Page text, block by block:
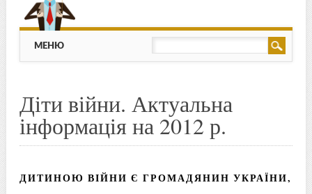
МЕНЮ
Skip to content
МЕНЮ
Діти війни. Актуальна
інформація на 2012 р.
ДИТИНОЮ ВІЙНИ Є ГРОМАДЯНИН УКРАЇНИ,